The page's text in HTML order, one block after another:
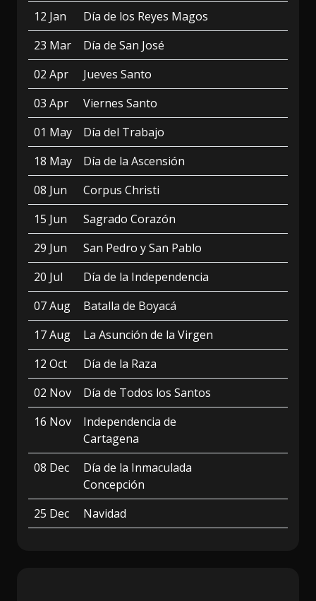
12 Jan
Día de los Reyes Magos
23 Mar
Día de San José
02 Apr
Jueves Santo
03 Apr
Viernes Santo
01 May
Día del Trabajo
18 May
Día de la Ascensión
08 Jun
Corpus Christi
15 Jun
Sagrado Corazón
29 Jun
San Pedro y San Pablo
20 Jul
Día de la Independencia
07 Aug
Batalla de Boyacá
17 Aug
La Asunción de la Virgen
12 Oct
Día de la Raza
02 Nov
Día de Todos los Santos
16 Nov
Independencia de
Cartagena
08 Dec
Día de la Inmaculada
Concepción
25 Dec
Navidad